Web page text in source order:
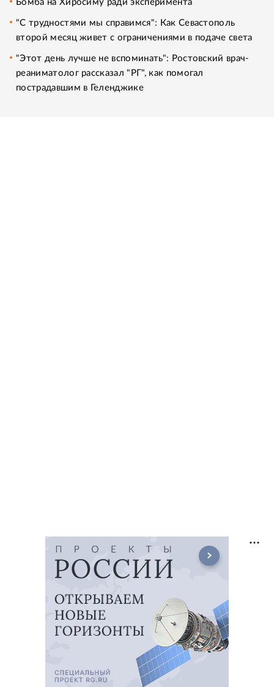
Бомба на Хиросиму ради эксперимента
"С трудностями мы справимся": Как Севастополь
второй месяц живет с ограничениями в подаче света
"Этот день лучше не вспоминать": Ростовский врач-
реаниматолог рассказал "РГ", как помогал
пострадавшим в Геленджике